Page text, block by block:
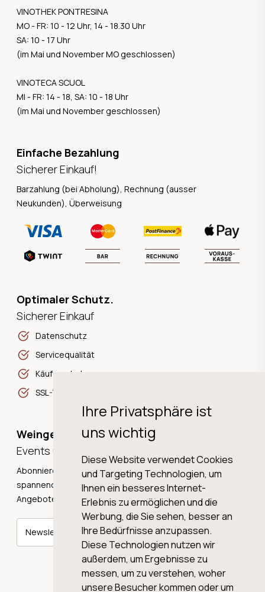
Ihre Privatsphäre ist
uns wichtig
Diese Website verwendet Cookies
und Targeting Technologien, um
Ihnen ein besseres Internet-
Erlebnis zu ermöglichen und die
Werbung, die Sie sehen, besser an
Ihre Bedürfnisse anzupassen.
Diese Technologien nutzen wir
außerdem, um Ergebnisse zu
messen, um zu verstehen, woher
unsere Besucher kommen oder um
VINOTHEK PONTRESINA
MO - FR: 10 - 12 Uhr, 14 - 18.30 Uhr
SA: 10 - 17 Uhr
(im Mai und November MO geschlossen)
VINOTECA SCUOL
MI - FR: 14 - 18, SA: 10 - 18 Uhr
(im Mai und November geschlossen)
Einfache Bezahlung
Sicherer Einkauf!
Barzahlung (bei Abholung), Rechnung (ausser
Neukunden), Überweisung
Optimaler Schutz.
Sicherer Einkauf
Datenschutz
Servicequalität
Käuferschutz
SSL-Verschlüsselung
Weingeschichten,
Events und Neuigkeiten!
Abonnieren Sie unseren Newsletter und erhalten Sie
spannende Weingeschichten, Neuigkeiten und tolle
Angebote direkt in Ihre Mailbox.
Newsletter abonnieren